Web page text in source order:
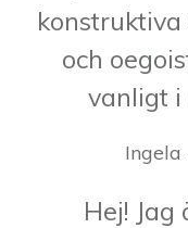
konstruktiva
och
vanligt i
Hej!